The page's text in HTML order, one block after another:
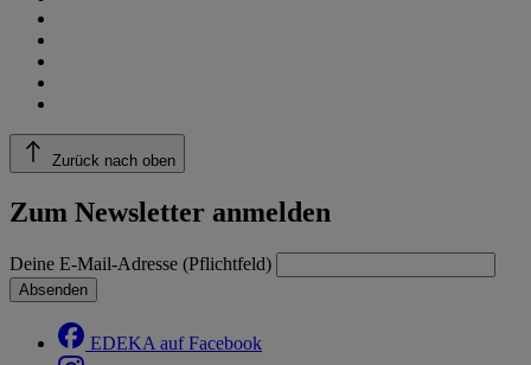
Zurück nach oben
Zum Newsletter anmelden
Deine E-Mail-Adresse (Pflichtfeld)
Absenden
EDEKA auf Facebook